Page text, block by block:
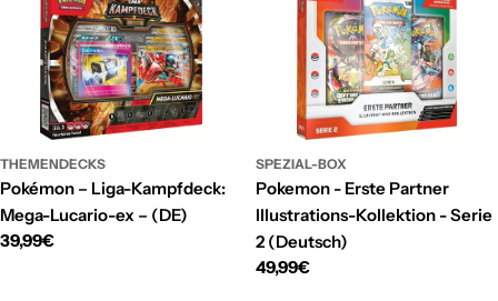
THEMENDECKS
Pokémon – Liga-Kampfdeck:
Mega-Lucario-ex – (DE)
Regulärer
39,99€
SPEZIAL-BOX
Pokemon - Erste Partner
Illustrations-Kollektion - Serie
2 (Deutsch)
Regulärer
49,99€